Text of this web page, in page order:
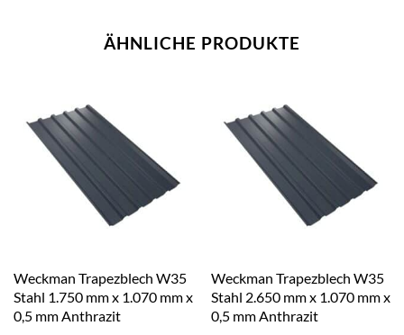
ÄHNLICHE PRODUKTE
Weckman Trapezblech W35
Stahl 1.750 mm x 1.070 mm x
0,5 mm Anthrazit
Weckman Trapezblech W35
Stahl 2.650 mm x 1.070 mm x
0,5 mm Anthrazit